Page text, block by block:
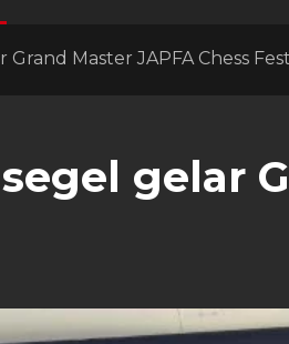
Master JAPFA Chess
gelar